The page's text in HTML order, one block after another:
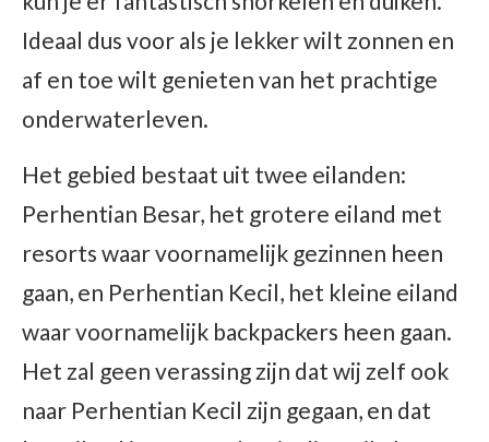
Ideaal dus voor als je lekker wilt zonnen en
af en toe wilt genieten van het prachtige
onderwaterleven.
Het gebied bestaat uit twee eilanden:
Perhentian Besar, het grotere eiland met
resorts waar voornamelijk gezinnen heen
gaan, en Perhentian Kecil, het kleine eiland
waar voornamelijk backpackers heen gaan.
Het zal geen verassing zijn dat wij zelf ook
naar Perhentian Kecil zijn gegaan, en dat